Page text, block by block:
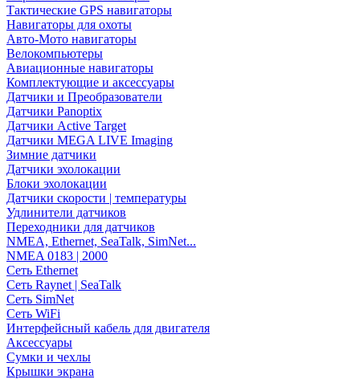
Тактические GPS навигаторы
Навигаторы для охоты
Авто-Мото навигаторы
Велокомпьютеры
Авиационные навигаторы
Комплектующие и аксессуары
Датчики и Преобразователи
Датчики Panoptix
Датчики Active Target
Датчики MEGA LIVE Imaging
Зимние датчики
Датчики эхолокации
Блоки эхолокации
Датчики скорости | температуры
Удлинители датчиков
Переходники для датчиков
NMEA, Ethernet, SeaTalk, SimNet...
NMEA 0183 | 2000
Сеть Ethernet
Сеть Raynet | SeaTalk
Сеть SimNet
Сеть WiFi
Интерфейсный кабель для двигателя
Аксессуары
Сумки и чехлы
Крышки экрана